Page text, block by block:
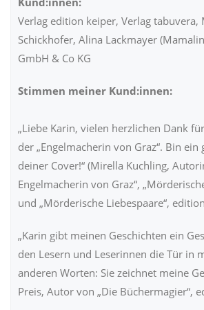
Verlag edition keiper, Verlag tabuvera,
Schickhofer, Alina Lackmayer
GmbH & Co KG
Stimmen meiner Kund:innen:
„Liebe Karin, vielen herzlichen Dank
der „Engelmacherin von Graz“. Bin ein
deiner Cover!“ (Mirella Kuchling,
Engelmacherin von Graz“,
und „Mörderische Liebespaare“,
„Karin gibt meinen Geschichten ein
den Lesern und Leserinnen die Tür in
anderen Worten: Sie zeichnet meine
Preis, Autor von „Die Büchermagier“,